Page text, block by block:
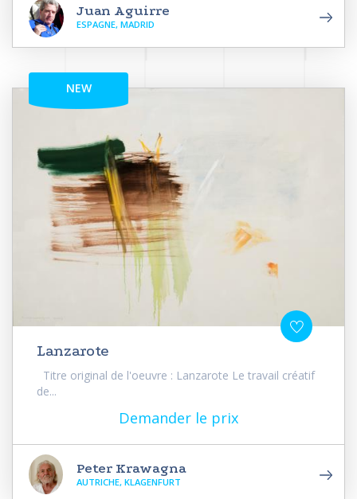
Juan Aguirre
ESPAGNE, MADRID
NEW
Lanzarote
Titre original de l'oeuvre : Lanzarote Le travail créatif
de...
Demander le prix
Peter Krawagna
AUTRICHE, KLAGENFURT